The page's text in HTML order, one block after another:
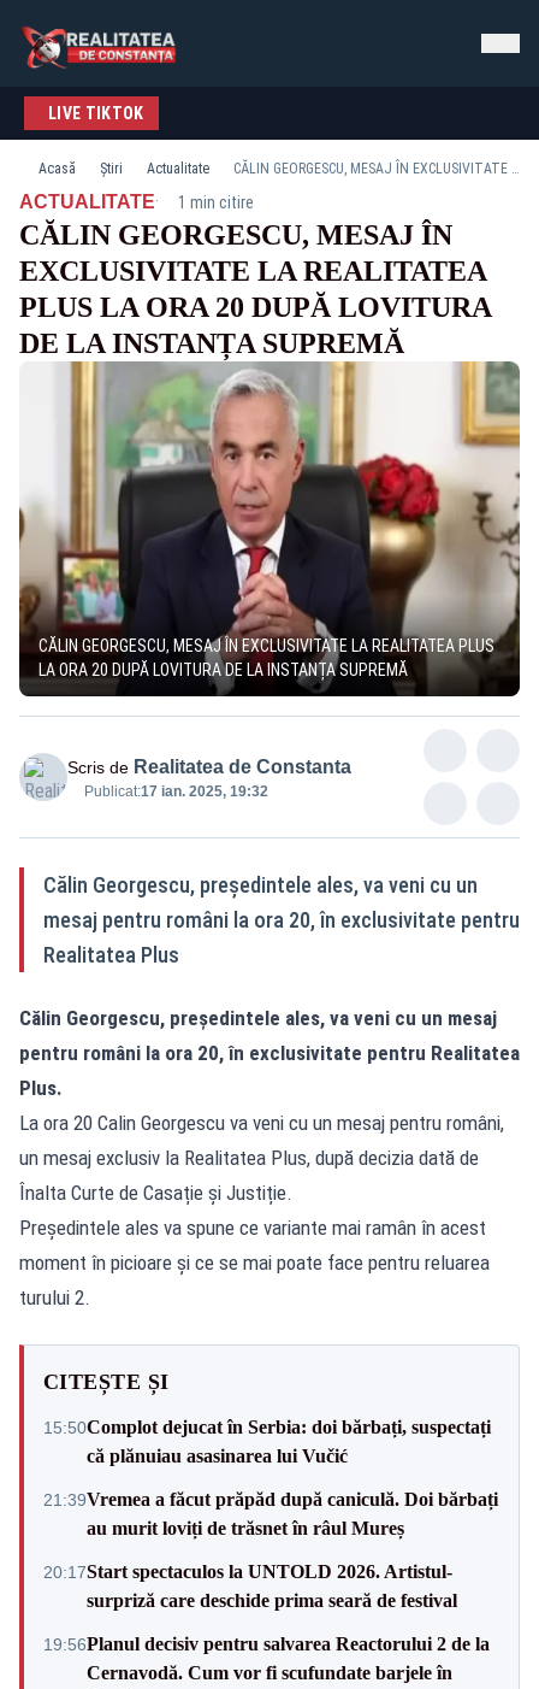
LIVE TIKTOK
Acasă Știri Actualitate CĂLIN GEORGESCU, MESAJ ÎN EXCLUSIVITATE LA REALITATEA PLUS LA ORA 20 DUPĂ LOVITURA DE LA INSTANȚA SUPREMĂ
ACTUALITATE· 1 min citire
CĂLIN GEORGESCU, MESAJ ÎN
EXCLUSIVITATE LA REALITATEA
PLUS LA ORA 20 DUPĂ LOVITURA
DE LA INSTANȚA SUPREMĂ
CĂLIN GEORGESCU, MESAJ ÎN EXCLUSIVITATE LA REALITATEA PLUS
LA ORA 20 DUPĂ LOVITURA DE LA INSTANȚA SUPREMĂ
Scris de Realitatea de Constanta
Publicat:17 ian. 2025, 19:32
Călin Georgescu, președintele ales, va veni cu un
mesaj pentru români la ora 20, în exclusivitate pentru
Realitatea Plus
Călin Georgescu, președintele ales, va veni cu un mesaj
pentru români la ora 20, în exclusivitate pentru Realitatea
Plus.
La ora 20 Calin Georgescu va veni cu un mesaj pentru români,
un mesaj exclusiv la Realitatea Plus, după decizia dată de
Înalta Curte de Casație și Justiție.
Președintele ales va spune ce variante mai ramân în acest
moment în picioare și ce se mai poate face pentru reluarea
turului 2.
CITEȘTE ȘI
15:50Complot dejucat în Serbia: doi bărbați, suspectați
că plănuiau asasinarea lui Vučić
21:39Vremea a făcut prăpăd după caniculă. Doi bărbați
au murit loviți de trăsnet în râul Mureș
20:17Start spectaculos la UNTOLD 2026. Artistul-
surpriză care deschide prima seară de festival
19:56Planul decisiv pentru salvarea Reactorului 2 de la
Cernavodă. Cum vor fi scufundate barjele în